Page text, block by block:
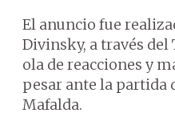
El anuncio fue
Divinsky, a través
ola de reacciones y
pesar ante la partida
Mafalda.